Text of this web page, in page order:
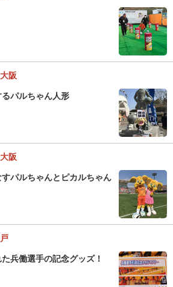
阪
パルちゃん人形
阪
パルちゃんとピカルちゃん
兵働選手の記念グッズ！